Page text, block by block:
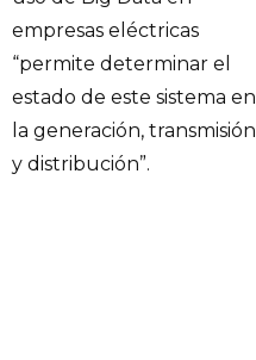
empresas eléctricas
“permite determinar el
estado de este sistema en
la generación, transmisión
y distribución”.